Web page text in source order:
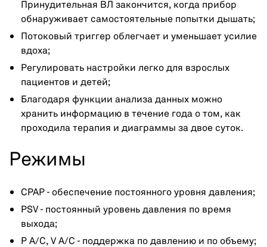
Принудительная ВЛ закончится, когда прибор
обнаруживает самостоятельные попытки дышать;
Потоковый триггер облегчает и уменьшает усилие
вдоха;
Регулировать настройки легко для взрослых
пациентов и детей;
Благодаря функции анализа данных можно
хранить информацию в течение года о том, как
проходила терапия и диаграммы за двое суток.
Режимы
CPAP - обеспечение постоянного уровня давления;
PSV - постоянный уровень давления по время
выхода;
P A/C, V A/C - поддержка по давлению и по объему;